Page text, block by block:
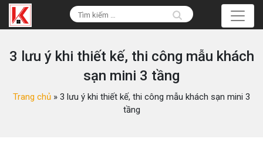
3 lưu ý khi thiết kế, thi công mẫu khách
sạn mini 3 tầng
Trang chủ » 3 lưu ý khi thiết kế, thi công mẫu khách sạn mini 3
tầng